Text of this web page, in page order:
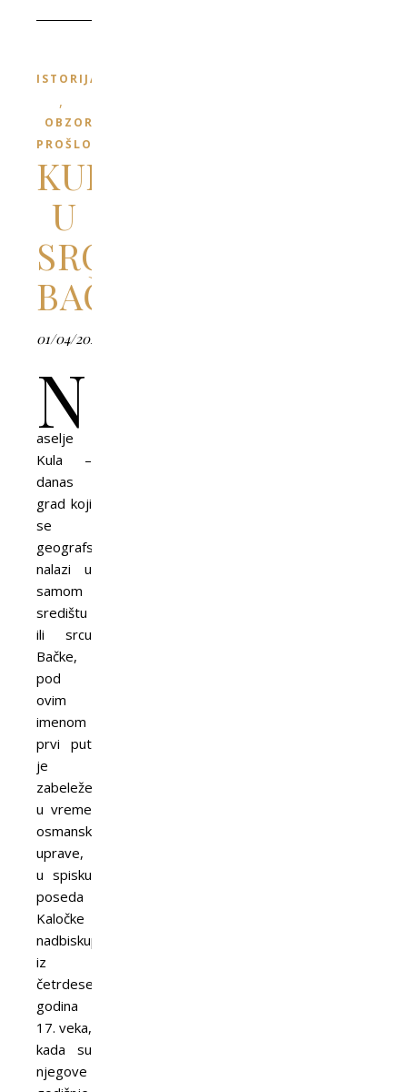
ISTORIJA
,
OBZORJA
PROŠLOSTI
KULA
U
SRCU
BAČKE
01/04/2026
N
aselje
Kula –
danas
grad koji
se
geografski
nalazi u
samom
središtu
ili srcu
Bačke,
pod
ovim
imenom
prvi put
je
zabeleženo
u vreme
osmanske
uprave,
u spisku
poseda
Kaločke
nadbiskupije
iz
četrdesetih
godina
17. veka,
kada su
njegove